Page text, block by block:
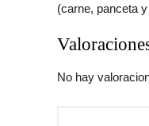
(carne, panceta
No hay